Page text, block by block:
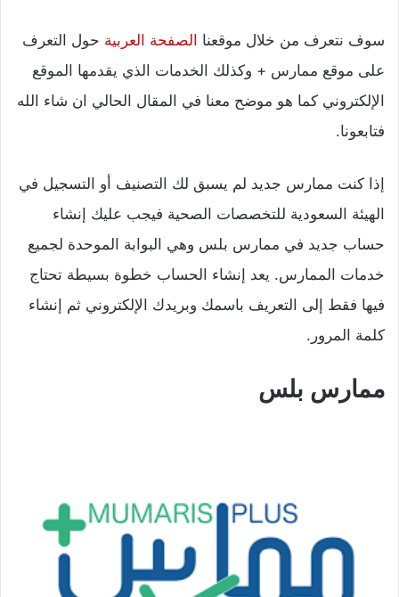
سوف نتعرف من خلال موقعنا الصفحة العربية حول التعرف
على موقع ممارس + وكذلك الخدمات الذي يقدمها الموقع
الإلكتروني كما هو موضح معنا في المقال الحالي ان شاء الله
فتابعونا.
​إذا كنت ممارس جديد لم يسبق لك التصنيف أو التسجيل في
الهيئة السعودية للتخصصات الصحية فيجب عليك إنشاء
حساب جديد في ممارس بلس وهي البوابة الموحدة لجميع
خدمات الممارس. يعد إنشاء الحساب خطوة بسيطة تحتاج
فيها فقط إلى التعريف باسمك وبريدك الإلكتروني ثم إنشاء
كلمة المرور. ​
ممارس بلس